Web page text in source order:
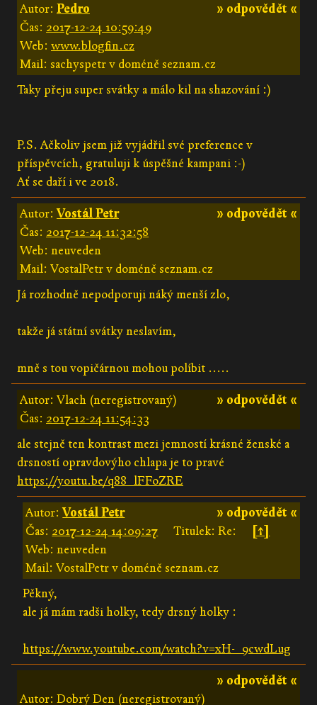
» odpovědět «
Autor: Pedro
Čas: 2017-12-24 10:59:49
Web: www.blogfin.cz
Mail: sachyspetr v doméně seznam.cz
Taky přeju super svátky a málo kil na shazování :)
P.S. Ačkoliv jsem již vyjádřil své preference v
příspěvcích, gratuluji k úspěšné kampani :-)
Ať se daří i ve 2018.
» odpovědět «
Autor:Vostál Petr
Čas: 2017-12-24 11:32:58
Web: neuveden
Mail: VostalPetr v doméně seznam.cz
Já rozhodně nepodporuji náký menší zlo,
takže já státní svátky neslavím,
mně s tou vopičárnou mohou políbit .....
» odpovědět «
Autor: Vlach (neregistrovaný)
Čas: 2017-12-24 11:54:33
ale stejně ten kontrast mezi jemností krásné ženské a
drsností opravdovýho chlapa je to pravé
https://youtu.be/q88_lFFoZRE
» odpovědět «
Autor:Vostál Petr
Čas: 2017-12-24 14:09:27 Titulek: Re:
[↑]
Web: neuveden
Mail: VostalPetr v doméně seznam.cz
Pěkný,
ale já mám radši holky, tedy drsný holky :
https://www.youtube.com/watch?v=xH-_9cwdLug
» odpovědět «
Autor: Dobrý Den (neregistrovaný)